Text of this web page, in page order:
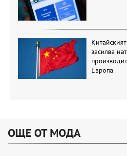
засилва
Европа
ОЩЕ ОТ МОДА